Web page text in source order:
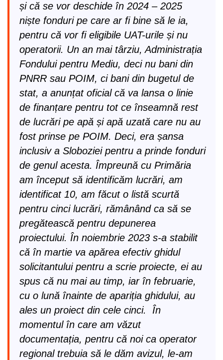
și că se vor deschide în 2024 – 2025
niște fonduri pe care ar fi bine să le ia,
pentru că vor fi eligibile UAT-urile și nu
operatorii. Un an mai târziu, Administrația
Fondului pentru Mediu, deci nu bani din
PNRR sau POIM, ci bani din bugetul de
stat, a anunțat oficial că va lansa o linie
de finanțare pentru tot ce înseamnă rest
de lucrări pe apă și apă uzată care nu au
fost prinse pe POIM. Deci, era șansa
inclusiv a Sloboziei pentru a prinde fonduri
de genul acesta. Împreună cu Primăria
am început să identificăm lucrări, am
identificat 10, am făcut o listă scurtă
pentru cinci lucrări, rămânând ca să se
pregătească pentru depunerea
proiectului. În noiembrie 2023 s-a stabilit
că în martie va apărea efectiv ghidul
solicitantului pentru a scrie proiecte, ei au
spus că nu mai au timp, iar în februarie,
cu o lună înainte de apariția ghidului, au
ales un proiect din cele cinci. În
momentul în care am văzut
documentația, pentru că noi ca operator
regional trebuia să le dăm avizul, le-am